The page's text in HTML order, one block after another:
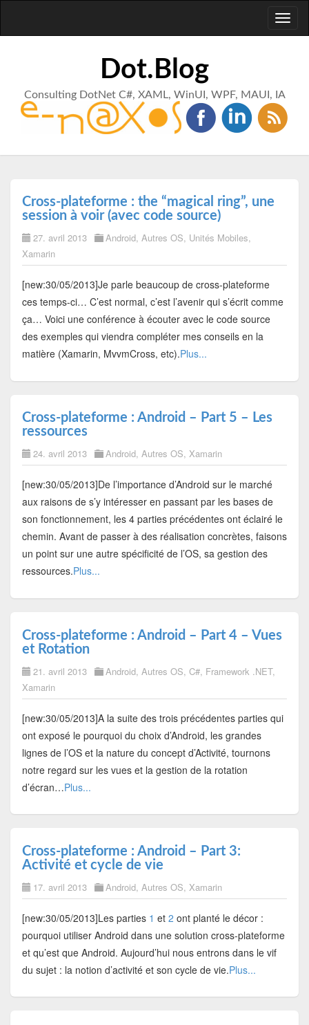
Dot.Blog
Consulting DotNet C#, XAML, WinUI, WPF, MAUI, IA
Cross-plateforme : the “magical ring”, une
session à voir (avec code source)
27. avril 2013 Android, Autres OS, Unités Mobiles,
Xamarin
[new:30/05/2013]Je parle beaucoup de cross-plateforme
ces temps-ci… C’est normal, c’est l’avenir qui s’écrit comme
ça… Voici une conférence à écouter avec le code source
des exemples qui viendra compléter mes conseils en la
matière (Xamarin, MvvmCross, etc).Plus...
Cross-plateforme : Android – Part 5 – Les
ressources
24. avril 2013 Android, Autres OS, Xamarin
[new:30/05/2013]De l’importance d’Android sur le marché
aux raisons de s’y intéresser en passant par les bases de
son fonctionnement, les 4 parties précédentes ont éclairé le
chemin. Avant de passer à des réalisation concrètes, faisons
un point sur une autre spécificité de l’OS, sa gestion des
ressources.Plus...
Cross-plateforme : Android – Part 4 – Vues
et Rotation
21. avril 2013 Android, Autres OS, C#, Framework .NET,
Xamarin
[new:30/05/2013]A la suite des trois précédentes parties qui
ont exposé le pourquoi du choix d’Android, les grandes
lignes de l’OS et la nature du concept d’Activité, tournons
notre regard sur les vues et la gestion de la rotation
d’écran…Plus...
Cross-plateforme : Android – Part 3:
Activité et cycle de vie
17. avril 2013 Android, Autres OS, Xamarin
[new:30/05/2013]Les parties 1 et 2 ont planté le décor :
pourquoi utiliser Android dans une solution cross-plateforme
et qu’est que Android. Aujourd’hui nous entrons dans le vif
du sujet : la notion d’activité et son cycle de vie.Plus...